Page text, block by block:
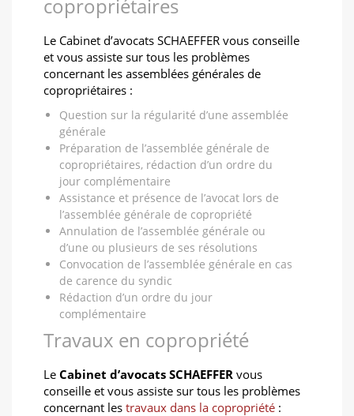
copropriétaires
Le Cabinet d’avocats SCHAEFFER vous conseille
et vous assiste sur tous les problèmes
concernant les assemblées générales de
copropriétaires :
Question sur la régularité d’une assemblée
générale
Préparation de l’assemblée générale de
copropriétaires, rédaction d’un ordre du
jour complémentaire
Assistance et présence de l’avocat lors de
l’assemblée générale de copropriété
Annulation de l’assemblée générale ou
d’une ou plusieurs de ses résolutions
Convocation de l’assemblée générale en cas
de carence du syndic
Rédaction d’un ordre du jour
complémentaire
Travaux en copropriété
Le Cabinet d’avocats SCHAEFFER vous
conseille et vous assiste sur tous les problèmes
concernant les travaux dans la copropriété :